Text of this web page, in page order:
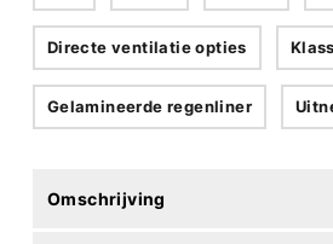
Directe ventilatie opties
Gelamineerde regenliner
Omschrijving